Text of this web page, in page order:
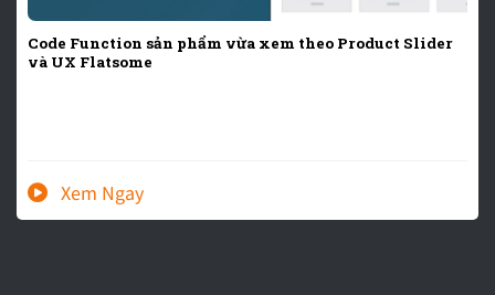
Code Function sản phẩm vừa xem theo Product Slider
và UX Flatsome